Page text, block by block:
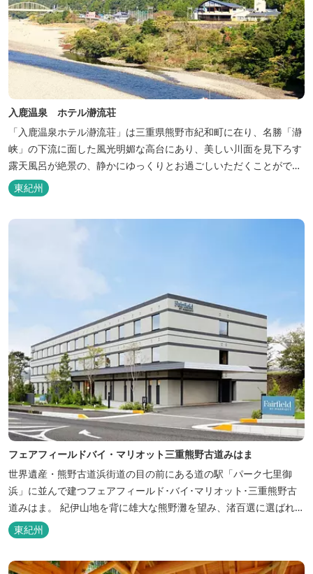
入鹿温泉 ホテル瀞流荘
「入鹿温泉ホテル瀞流荘」は三重県熊野市紀和町に在り、名勝「瀞
峡」の下流に面した風光明媚な高台にあり、美しい川面を見下ろす
露天風呂が絶景の、静かにゆっくりとお過ごしいただくことができ
る温泉宿泊施設です。 熊野古道をはじめ、日本一の棚田と称される
丸山千枚田、赤木城跡、熊野本宮大社（熊野三山）、玉置神社が近
くに点在し、和歌山・奈良の遺産や名所からも近いことから観光ア
東紀州
フェアフィールドバイ・マリオット三重熊野古道みはま
世界遺産・熊野古道浜街道の目の前にある道の駅「パーク七里御
浜」に並んで建つフェアフィールド･バイ･マリオット･三重熊野古
道みはま。 紀伊山地を背に雄大な熊野灘を望み、渚百選に選ばれた
七里御浜海岸などの美しい自然が広がります。一年を通して暖かで
過ごしやすく、季節を通じて穫れる数々の品種のみかんをはじめ、
豊富な畑の幸や海の幸を堪能していただけます。 風光明媚な御浜を
東紀州